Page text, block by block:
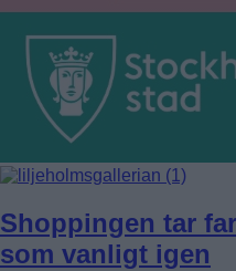
Shoppingen tar
som vanligt igen